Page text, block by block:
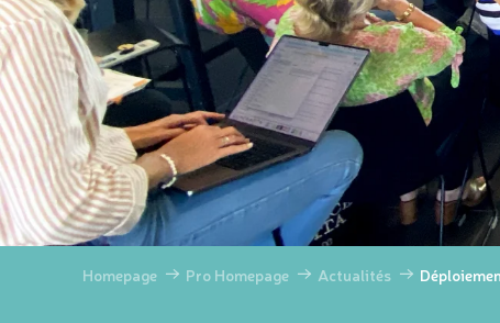
Homepage Pro Homepage Actualités